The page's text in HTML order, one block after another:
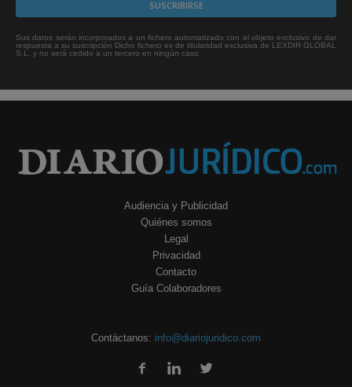
Sus datos serán incorporados a un fichero automatizado con el objeto exclusivo de dar
respuesta a su suscripción Dicho fichero es de titularidad exclusiva de LEXDIR GLOBAL
S.L. y no será cedido a un tercero en ningún caso.
Audiencia y Publicidad
Quiénes somos
Legal
Privacidad
Contacto
Guía Colaboradores
Contáctanos: info@diariojuridico.com